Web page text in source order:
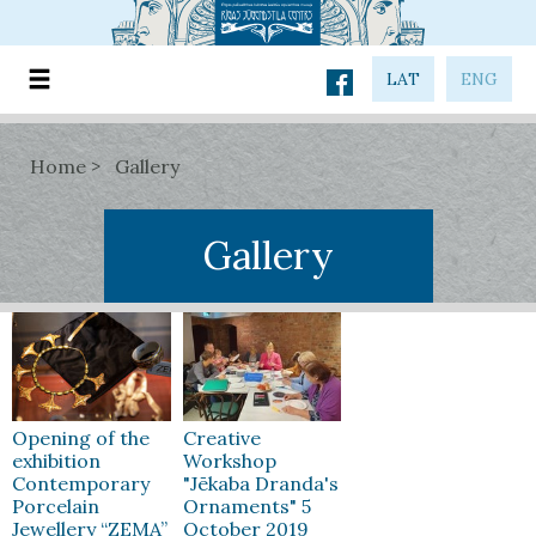
LAT ENG
Home Gallery
Gallery
Opening of the
exhibition
Contemporary
Porcelain
Jewellery “ZEMA”
Creative
Workshop
"Jēkaba Dranda's
Ornaments" 5
October 2019